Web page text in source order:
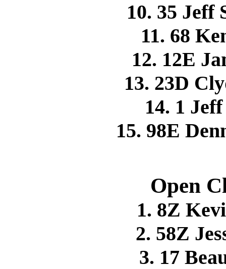
10. 35 Jeff
11. 68
12. 12E
13. 23D
14. 1
15. 98E
Open
1. 8Z
2. 58Z
3. 17